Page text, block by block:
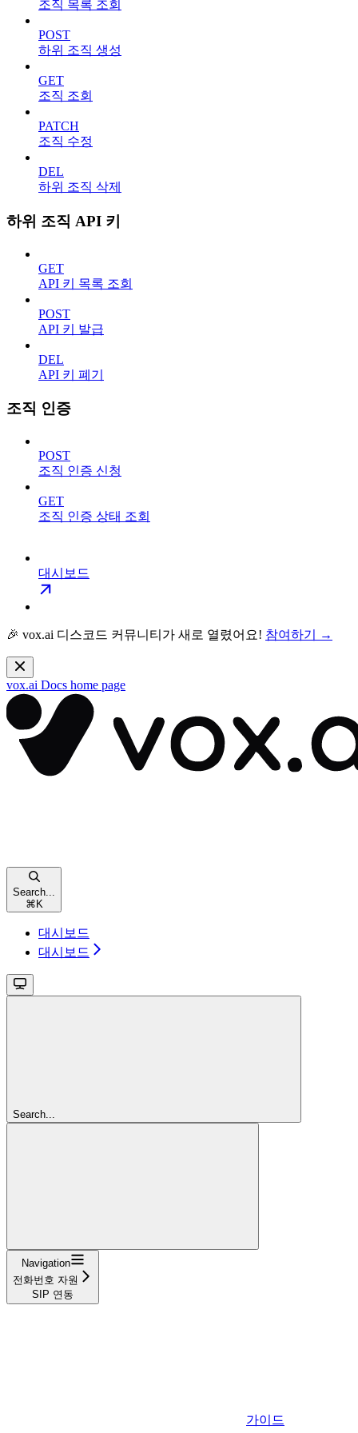
조직 목록 조회
POST
하위 조직 생성
GET
조직 조회
PATCH
조직 수정
DEL
하위 조직 삭제
하위 조직 API 키
GET
API 키 목록 조회
POST
API 키 발급
DEL
API 키 폐기
조직 인증
POST
조직 인증 신청
GET
조직 인증 상태 조회
대시보드
🎉 vox.ai 디스코드 커뮤니티가 새로 열렸어요! 참여하기 →
vox.ai Docs home page
Search...
⌘ K
대시보드
대시보드
Search...
Navigation
전화번호 자원
SIP 연동
가이드